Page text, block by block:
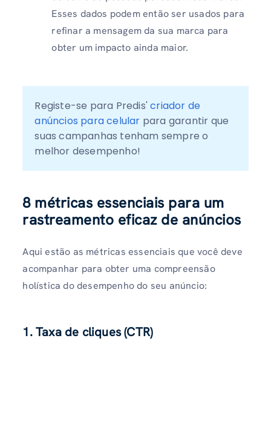
Esses dados podem então ser usados ​​para
refinar a mensagem da sua marca para
obter um impacto ainda maior.
Registe-se para Predis' criador de
anúncios para celular para garantir que
suas campanhas tenham sempre o
melhor desempenho!
8 métricas essenciais para um
rastreamento eficaz de anúncios
Aqui estão as métricas essenciais que você deve
acompanhar para obter uma compreensão
holística do desempenho do seu anúncio:
1. Taxa de cliques (CTR)